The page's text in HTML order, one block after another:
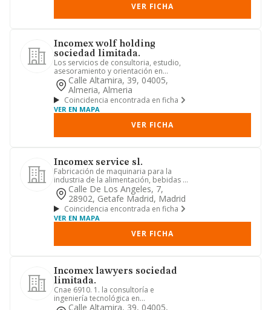
VER FICHA
Incomex wolf holding
sociedad limitada.
Los servicios de consultoria, estudio,
asesoramiento y orientación en
inversiones tanto nacionales ...
Calle Altamira, 39, 04005,
Almeria, Almeria
Coincidencia encontrada en ficha
VER EN MAPA
VER FICHA
Incomex service sl.
Fabricación de maquinaria para la
industria de la alimentación, bebidas y
tabaco. comercio al por m...
Calle De Los Angeles, 7,
28902, Getafe Madrid, Madrid
Coincidencia encontrada en ficha
VER EN MAPA
VER FICHA
Incomex lawyers sociedad
limitada.
Cnae 6910. 1. la consultoría e
ingeniería tecnológica en
telecomunicaciones, en informática, y
Calle Altamira, 39, 04005,